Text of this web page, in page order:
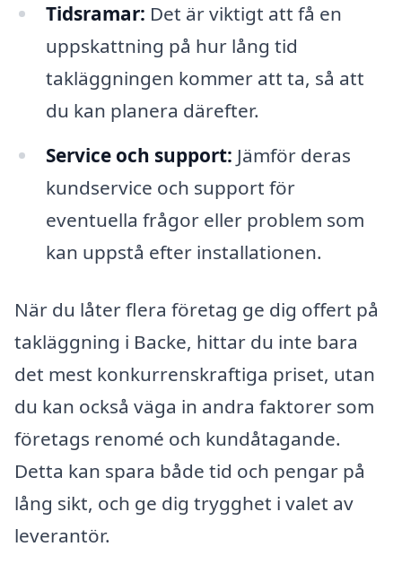
Tidsramar: Det är viktigt att få en
uppskattning på hur lång tid
takläggningen kommer att ta, så att
du kan planera därefter.
Service och support: Jämför deras
kundservice och support för
eventuella frågor eller problem som
kan uppstå efter installationen.
När du låter flera företag ge dig offert på
takläggning i Backe, hittar du inte bara
det mest konkurrenskraftiga priset, utan
du kan också väga in andra faktorer som
företags renomé och kundåtagande.
Detta kan spara både tid och pengar på
lång sikt, och ge dig trygghet i valet av
leverantör.